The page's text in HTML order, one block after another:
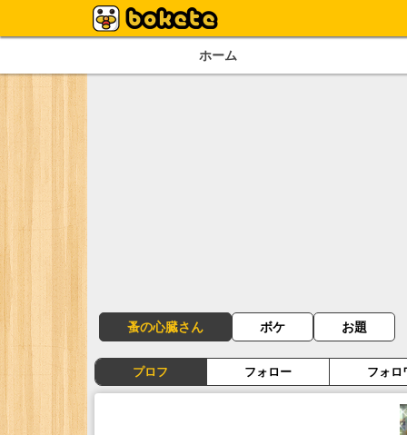
ホーム
蚤の心臓さん ボケ お題
プロフ フォロー フォロ